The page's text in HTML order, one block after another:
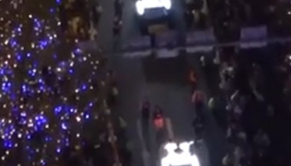
Play
Video